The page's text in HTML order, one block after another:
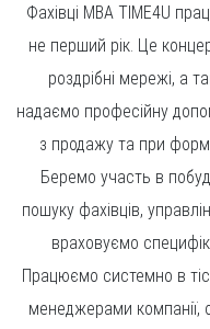
Фахівці MBA TIME4U
не перший рік. Це
роздрібні мережі, а
надаємо професійну
з продажу та при
Беремо участь в
пошуку фахівців,
враховуємо специфіку
Працюємо системно в
менеджерами компанії,